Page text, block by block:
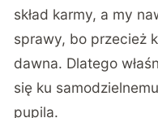
skład karmy, a my
sprawy, bo przecież
dawna. Dlatego
się ku
pupila.